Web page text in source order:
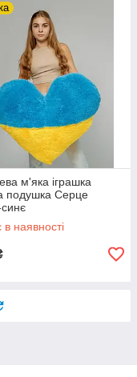
м'яка іграшка
подушка Серце
наявності